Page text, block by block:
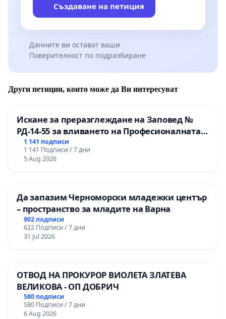
Създаване на петиция
Данните ви остават ваши
Поверителност по подразбиране
Други петиции, които може да Ви интересуват
Искане за преразглеждане на Заповед №
РД-14-55 за вливането на Професионалната
гимназия по промишлени технологии в
Професионалната гимназия по икономика и
мениджмънт – гр. Пазарджик
1 141 подписи
1 141 Подписи / 7 дни
5 Aug 2026
Да запазим Черноморски младежки център
– пространство за младите на Варна
902 подписи
622 Подписи / 7 дни
31 Jul 2026
ОТВОД НА ПРОКУРОР ВИОЛЕТА ЗЛАТЕВА
ВЕЛИКОВА - ОП ДОБРИЧ
580 подписи
580 Подписи / 7 дни
6 Aug 2026